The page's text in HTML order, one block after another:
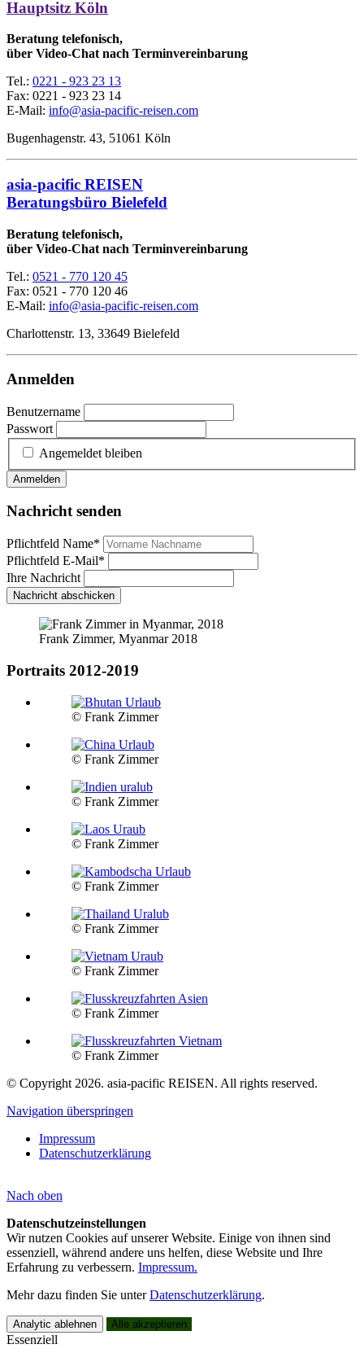
Hauptsitz Köln
Beratung telefonisch,
über Video-Chat nach Terminvereinbarung
Tel.: 0221 - 923 23 13
Fax: 0221 - 923 23 14
E-Mail: info@asia-pacific-reisen.com
Bugenhagenstr. 43, 51061 Köln
asia-pacific REISEN
Beratungsbüro Bielefeld
Beratung telefonisch,
über Video-Chat nach Terminvereinbarung
Tel.: 0521 - 770 120 45
Fax: 0521 - 770 120 46
E-Mail: info@asia-pacific-reisen.com
Charlottenstr. 13, 33649 Bielefeld
Anmelden
Benutzername
Passwort
Angemeldet bleiben
Anmelden
Nachricht senden
Pflichtfeld Name*
Pflichtfeld E-Mail*
Ihre Nachricht
Nachricht abschicken
Frank Zimmer, Myanmar 2018
Portraits 2012-2019
© Frank Zimmer
© Frank Zimmer
© Frank Zimmer
© Frank Zimmer
© Frank Zimmer
© Frank Zimmer
© Frank Zimmer
© Frank Zimmer
© Frank Zimmer
© Copyright 2026. asia-pacific REISEN. All rights reserved.
Navigation überspringen
Impressum
Datenschutzerklärung
Nach oben
Datenschutzeinstellungen
Wir nutzen Cookies auf unserer Website. Einige von ihnen sind
essenziell, während andere uns helfen, diese Website und Ihre
Erfahrung zu verbessern. Impressum.
Mehr dazu finden Sie unterDatenschutzerklärung.
Analytic ablehnen Alle akzeptieren
Essenziell
Kundenbewertungen und Erfahrungen zu
asia-pacific REISEN
SEHR GUT